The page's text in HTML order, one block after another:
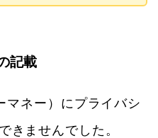
記載
マネー）にプライバシ
きませんでした。